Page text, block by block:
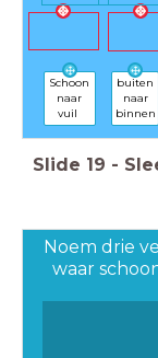
buiten
naar
binnen
Schoon
naar
vuil
Slide 19 -
Noem drie
waar